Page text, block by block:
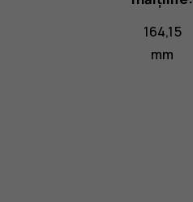
164,15
mm